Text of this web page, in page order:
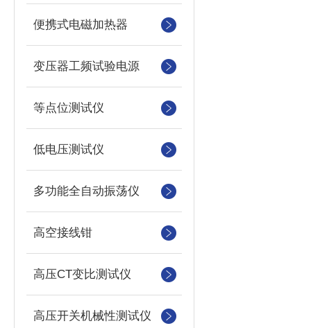
便携式电磁加热器
变压器工频试验电源
等点位测试仪
低电压测试仪
多功能全自动振荡仪
高空接线钳
高压CT变比测试仪
高压开关机械性测试仪